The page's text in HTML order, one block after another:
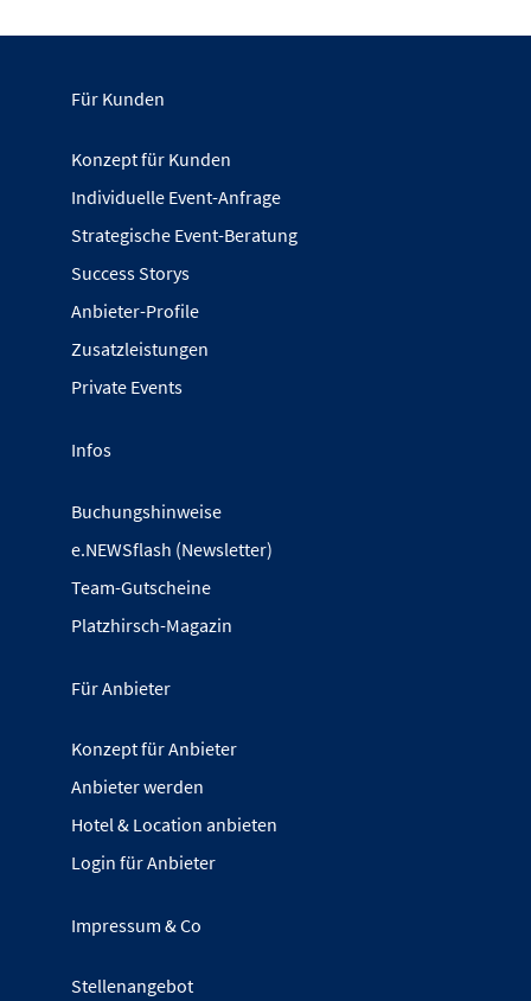
Für Kunden
Konzept für Kunden
Individuelle Event-Anfrage
Strategische Event-Beratung
Success Storys
Anbieter-Profile
Zusatzleistungen
Private Events
Infos
Buchungshinweise
e.NEWSflash (Newsletter)
Team-Gutscheine
Platzhirsch-Magazin
Für Anbieter
Konzept für Anbieter
Anbieter werden
Hotel & Location anbieten
Login für Anbieter
Impressum & Co
Stellenangebot